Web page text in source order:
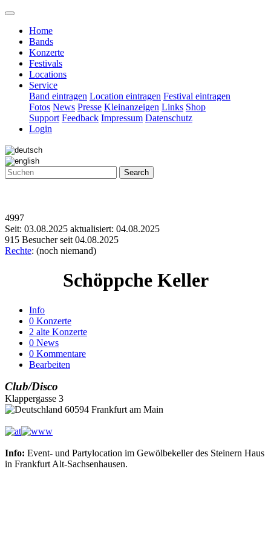
Home
Bands
Konzerte
Festivals
Locations
Service
Band eintragen Location eintragen Festival eintragen
Fotos News Presse Kleinanzeigen Links Shop
Support Feedback Impressum Datenschutz
Login
Search
4997
Seit: 03.08.2025 aktualisiert: 04.08.2025
915 Besucher seit 04.08.2025
Rechte: (noch niemand)
Schöppche Keller
Info
0 Konzerte
2 alte Konzerte
0 News
0 Kommentare
Bearbeiten
Club/Disco
Klappergasse 3
60594 Frankfurt am Main
Info: Event- und Partylocation im Gewölbekeller des Steinern Haus
in Frankfurt Alt-Sachsenhausen.